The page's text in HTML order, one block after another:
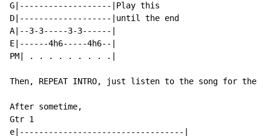
G|-------------------|Play this
D|-------------------|until the end
A|--3-3-----3-3------|
E|------4h6-----4h6--|
PM| . . . . . . . . .|
Then, REPEAT INTRO, just listen to the song for the
After sometime,
Gtr 1
e|----------------------------------|